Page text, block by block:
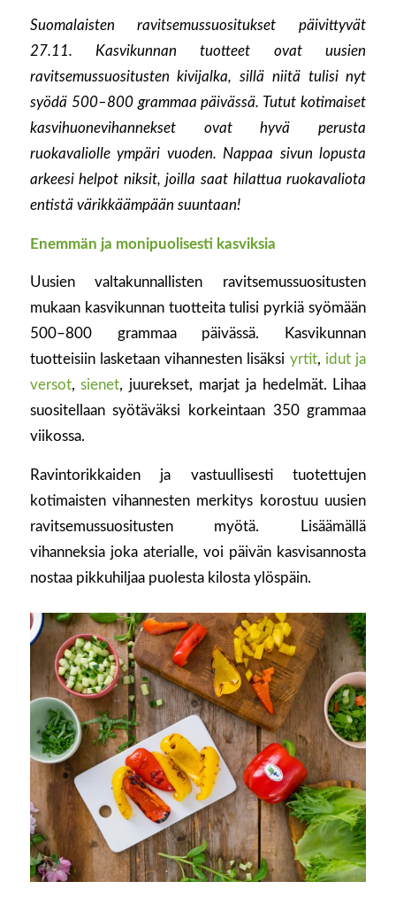
Suomalaisten ravitsemussuositukset päivittyvät
27.11. Kasvikunnan tuotteet ovat uusien
ravitsemussuositusten kivijalka, sillä niitä tulisi nyt
syödä 500–800 grammaa päivässä. Tutut kotimaiset
kasvihuonevihannekset ovat hyvä perusta
ruokavaliolleympäri vuoden. Nappaa sivun lopusta
arkeesi helpot niksit, joilla saat hilattua ruokavaliota
entistä värikkäämpään suuntaan!
Enemmän ja monipuolisesti kasviksia
Uusien valtakunnallisten ravitsemussuositusten
mukaan kasvikunnan tuotteita tulisi pyrkiä syömään
500–800 grammaa päivässä. Kasvikunnan
tuotteisiin lasketaan vihannesten lisäksi yrtit, idut ja
versot,sienet, juurekset, marjat ja hedelmät. Lihaa
suositellaan syötäväksi korkeintaan 350 grammaa
viikossa.
Ravintorikkaiden ja vastuullisesti tuotettujen
kotimaisten vihannesten merkitys korostuu uusien
ravitsemussuositusten myötä. Lisäämällä
vihanneksia joka aterialle, voi päivän kasvisannosta
nostaa pikkuhiljaa puolesta kilosta ylöspäin.